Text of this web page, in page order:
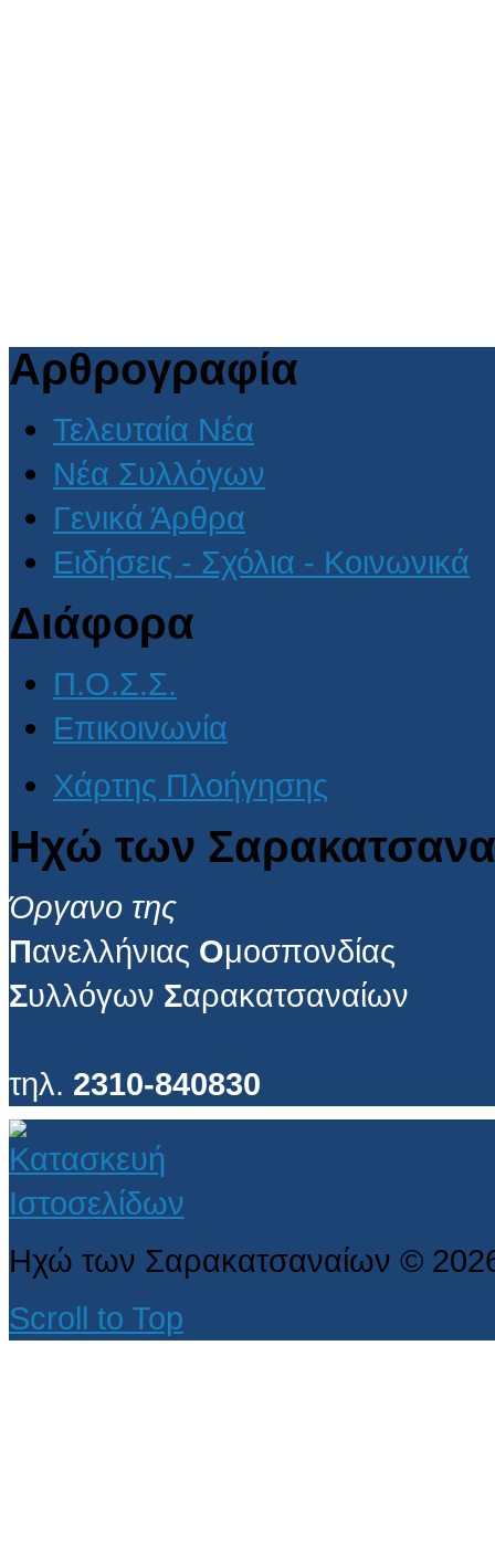
Αρθρογραφία
Τελευταία Νέα
Νέα Συλλόγων
Γενικά Άρθρα
Ειδήσεις - Σχόλια - Κοινωνικά
Διάφορα
Π.Ο.Σ.Σ.
Επικοινωνία
Χάρτης Πλοήγησης
Ηχώ των
Όργανο της
Πανελλήνιας Ομοσπονδίας
Συλλόγων Σαρακατσαναίων
τηλ. 2310-840830
Ηχώ των Σαρακατσαναίων ©
Scroll to Top